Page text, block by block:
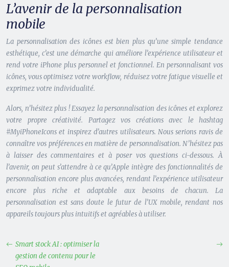
L’avenir de la personnalisation
mobile
La personnalisation des icônes est bien plus qu’une simple tendance
esthétique, c’est une démarche qui améliore l’expérience utilisateur et
rend votre iPhone plus personnel et fonctionnel. En personnalisant vos
icônes, vous optimisez votre workflow, réduisez votre fatigue visuelle et
exprimez votre individualité.
Alors, n’hésitez plus ! Essayez la personnalisation des icônes et explorez
votre propre créativité. Partagez vos créations avec le hashtag
#MyiPhoneIcons et inspirez d’autres utilisateurs. Nous serions ravis de
connaître vos préférences en matière de personnalisation. N’hésitez pas
à laisser des commentaires et à poser vos questions ci-dessous. À
l’avenir, on peut s’attendre à ce qu’Apple intègre des fonctionnalités de
personnalisation encore plus avancées, rendant l’expérience utilisateur
encore plus riche et adaptable aux besoins de chacun. La
personnalisation est sans doute le futur de l’UX mobile, rendant nos
appareils toujours plus intuitifs et agréables à utiliser.
Smart stock AI : optimiser la
gestion de contenu pour le